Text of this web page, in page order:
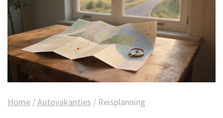
Home /Autovakanties / Reisplanning